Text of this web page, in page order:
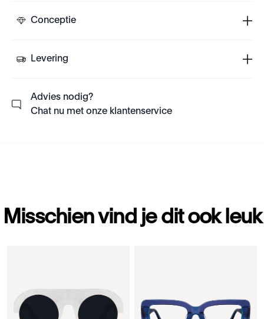
Conceptie
Levering
Advies nodig?
Chat nu met onze klantenservice
Misschien vind je dit ook leuk